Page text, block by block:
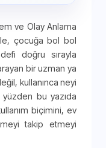
ve Olay Anlama
çocuğa bol bol
doğru sırayla
bir uzman ya
kullanınca neyi
bu yazıda
biçimini, ev
takip etmeyi